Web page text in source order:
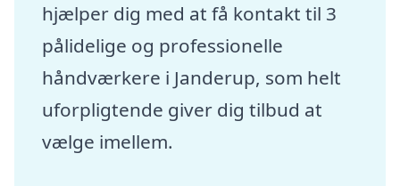
hjælper dig med at få kontakt til 3
pålidelige og professionelle
håndværkere i Janderup, som helt
uforpligtende giver dig tilbud at
vælge imellem.